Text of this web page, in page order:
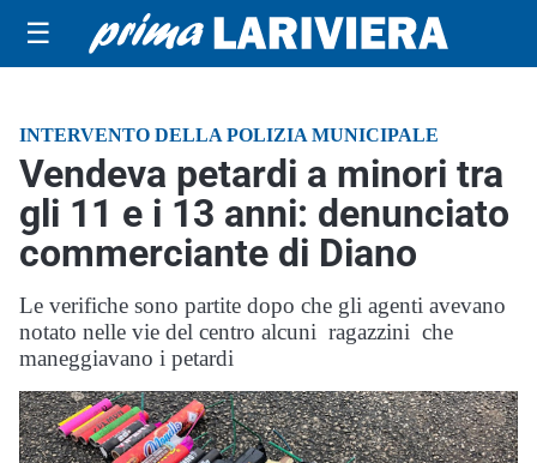
☰
INTERVENTO DELLA POLIZIA MUNICIPALE
Vendeva petardi a minori tra
gli 11 e i 13 anni: denunciato
commerciante di Diano
Le verifiche sono partite dopo che gli agenti avevano
notato nelle vie del centro alcuni ragazzini che
maneggiavano i petardi